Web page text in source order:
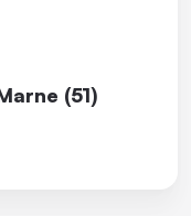
(51)